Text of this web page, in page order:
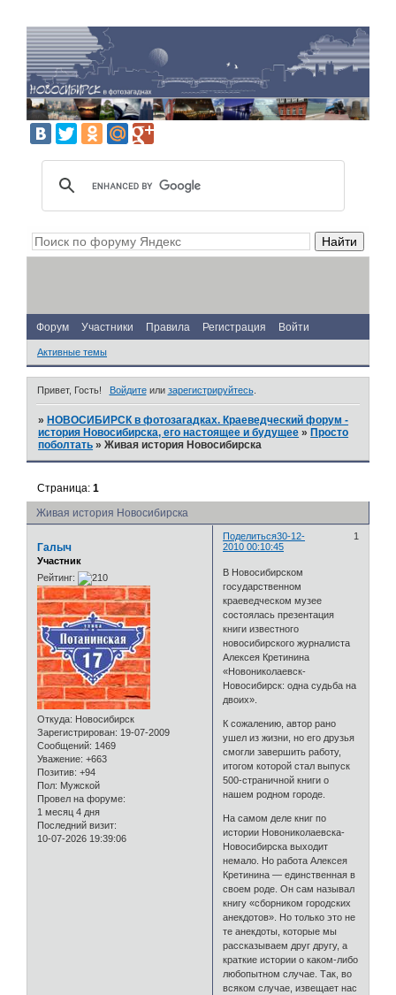
Форум Участники Правила Регистрация Войти
Активные темы
Привет, Гость! Войдитеили зарегистрируйтесь.
» НОВОСИБИРСК в фотозагадках. Краеведческий форум -
история Новосибирска, его настоящее и будущее » Просто
поболтать »Живая история Новосибирска
Живая история Новосибирска
Страница:1
Поделиться 1
30-12-
2010 00:10:45
Галыч
Участник
Рейтинг:
Откуда: Новосибирск
Зарегистрирован: 19-07-2009
Сообщений: 1469
Уважение: +663
Позитив: +94
Пол: Мужской
Провел на форуме:
1 месяц 4 дня
Последний визит:
10-07-2026 19:39:06
В Новосибирском
государственном
краеведческом музее
состоялась презентация
книги известного
новосибирского журналиста
Алексея Кретинина
«Новониколаевск-
Новосибирск: одна судьба на
двоих».
К сожалению, автор рано
ушел из жизни, но его друзья
смогли завершить работу,
итогом которой стал выпуск
500-страничной книги о
нашем родном городе.
На самом деле книг по
истории Новониколаевска-
Новосибирска выходит
немало. Но работа Алексея
Кретинина — единственная в
своем роде. Он сам называл
книгу «сборником городских
анекдотов». Но только это не
те анекдоты, которые мы
рассказываем друг другу, а
краткие истории о каком-либо
любопытном случае. Так, во
всяком случае, извещает нас